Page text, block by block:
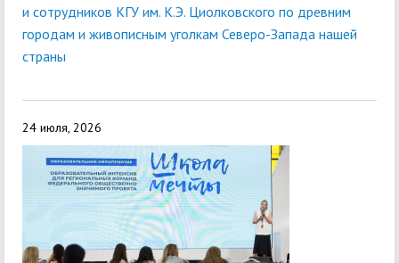
и сотрудников КГУ им. К.Э. Циолковского по древним
городам и живописным уголкам Северо-Запада нашей
страны
24 июля, 2026